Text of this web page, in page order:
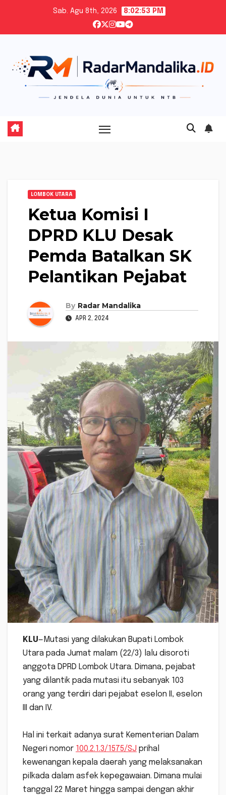
content
Sab. Agu 8th, 2026 8:02:54 PM
LOMBOK UTARA
Ketua Komisi I
DPRD KLU Desak
Pemda Batalkan SK
Pelantikan Pejabat
By Radar Mandalika
APR 2, 2024
KLU—Mutasi yang dilakukan Bupati Lombok
Utara pada Jumat malam (22/3) lalu disoroti
anggota DPRD Lombok Utara. Dimana, pejabat
yang dilantik pada mutasi itu sebanyak 103
orang yang terdiri dari pejabat eselon II, eselon
III dan IV.
Hal ini terkait adanya surat Kementerian Dalam
Negeri nomor 100.2.1.3/1575/SJ prihal
kewenangan kepala daerah yang melaksanakan
pilkada dalam asfek kepegawaian. Dimana mulai
tanggal 22 Maret hingga sampai dengan akhir